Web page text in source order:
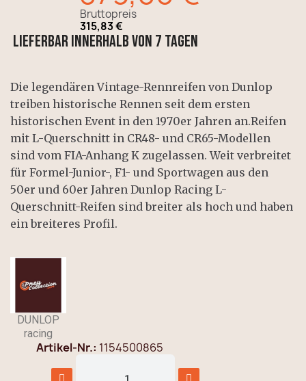
Bruttopreis
315,83 €
Lieferbar innerhalb von 7 Tagen
Die legendären Vintage-Rennreifen von Dunlop
treiben historische Rennen seit dem ersten
historischen Event in den 1970er Jahren an.Reifen
mit L-Querschnitt in CR48- und CR65-Modellen
sind vom FIA-Anhang K zugelassen. Weit verbreitet
für Formel-Junior-, F1- und Sportwagen aus den
50er und 60er Jahren Dunlop Racing L-
Querschnitt-Reifen sind breiter als hoch und haben
ein breiteres Profil.
DUNLOP
racing
Artikel-Nr. 1154500865